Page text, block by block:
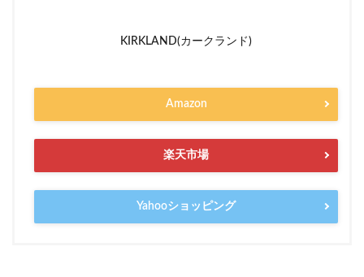
KIRKLAND(カークランド)
Amazon
楽天市場
Yahooショッピング